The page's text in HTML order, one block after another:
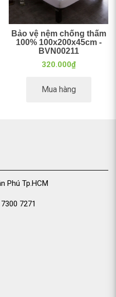
Bảo vệ nệm chống thấm
100% 100x200x45cm -
BVN00211
320.000₫
Mua hàng
Phú Tp.HCM
7271